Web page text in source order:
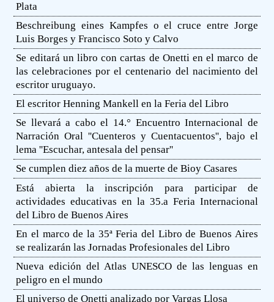
Plata
Beschreibung eines Kampfes o el cruce entre Jorge
Luis Borges y Francisco Soto y Calvo
Se editará un libro con cartas de Onetti en el marco de
las celebraciones por el centenario del nacimiento del
escritor uruguayo.
El escritor Henning Mankell en la Feria del Libro
Se llevará a cabo el 14.° Encuentro Internacional de
Narración Oral ''Cuenteros y Cuentacuentos'', bajo el
lema ''Escuchar, antesala del pensar''
Se cumplen diez años de la muerte de Bioy Casares
Está abierta la inscripción para participar de
actividades educativas en la 35.a Feria Internacional
del Libro de Buenos Aires
En el marco de la 35ª Feria del Libro de Buenos Aires
se realizarán las Jornadas Profesionales del Libro
Nueva edición del Atlas UNESCO de las lenguas en
peligro en el mundo
El universo de Onetti analizado por Vargas Llosa